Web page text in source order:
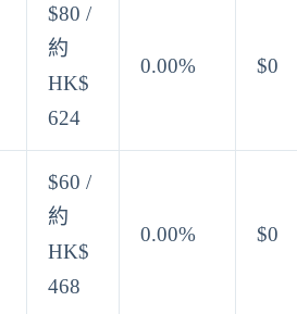
$80 /
約
HK$
624
0.00% $0
$60 /
約
HK$
468
0.00% $0